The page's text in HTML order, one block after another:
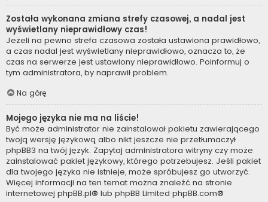
Została wykonana zmiana strefy czasowej, a nadal jest
wyświetlany nieprawidłowy czas!
Jeżeli na pewno strefa czasowa została ustawiona prawidłowo,
a czas nadal jest wyświetlany nieprawidłowo, oznacza to, że
czas na serwerze jest ustawiony nieprawidłowo. Poinformuj o
tym administratora, by naprawił problem.
Na górę
Mojego języka nie ma na liście!
Być może administrator nie zainstalował pakietu zawierającego
twoją wersję językową albo nikt jeszcze nie przetłumaczył
phpBB3 na twój język. Zapytaj administratora witryny czy może
zainstalować pakiet językowy, którego potrzebujesz. Jeśli pakiet
dla twojego języka nie istnieje, może spróbujesz go utworzyć.
Więcej informacji na ten temat można znaleźć na stronie
internetowej phpBB.pl® lub phpBB Limited phpBB.com®